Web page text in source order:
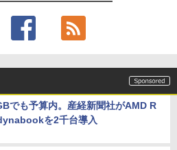
でも予算内。産経新聞社がAMD R
を2千台導入